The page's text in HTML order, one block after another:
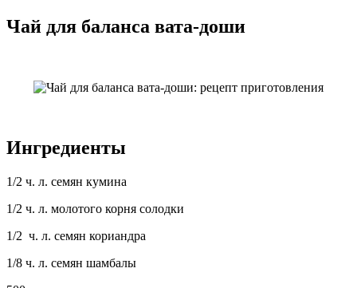
Чай для баланса вата-доши
Ингредиенты
1/2 ч. л. семян кумина
1/2 ч. л. молотого корня солодки
1/2 ч. л. семян кориандра
1/8 ч. л. семян шамбалы